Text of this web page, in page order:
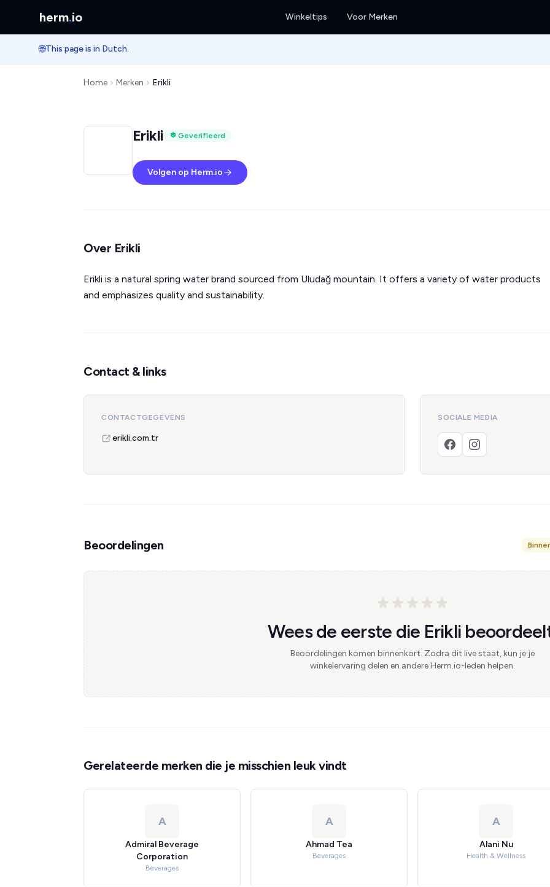
herm.io Winkeltips Voor Merken
🌐This page is in Dutch.
Home Merken Erikli
Erikli Geverifieerd
Volgen op Herm.io
Over Erikli
Erikli is a natural spring water brand sourced from Uludağ mountain. It offers a variety of water products
and emphasizes quality and sustainability.
Contact & links
CONTACTGEGEVENS
erikli.com.tr
SOCIALE MEDIA
Beoordelingen
Wees de eerste die Erikli
Beoordelingen komen binnenkort. Zodra dit live staat, kun je je
winkelervaring delen en andere Herm.io-leden helpen.
Gerelateerde merken die je misschien leuk vindt
A
Admiral Beverage
Corporation
Beverages
A
Ahmad Tea
Beverages
A
Alani Nu
Health & Wellness